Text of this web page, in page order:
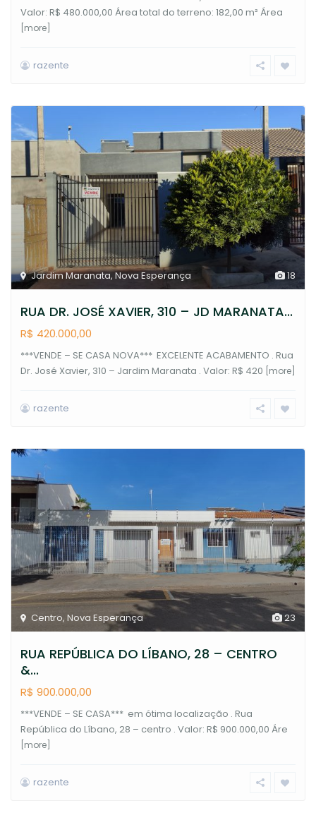
Valor: R$ 480.000,00 Área total do terreno: 182,00 m² Área
[more]
razente
18
Jardim Maranata,Nova Esperança
RUA DR. JOSÉ XAVIER, 310 – JD MARANATA...
R$ 420.000,00
***VENDE – SE CASA NOVA*** EXCELENTE ACABAMENTO . Rua
Dr. José Xavier, 310 – Jardim Maranata . Valor: R$ 420 [more]
razente
23
Centro, Nova Esperança
RUA REPÚBLICA DO LÍBANO, 28 – CENTRO
&...
R$ 900.000,00
***VENDE – SE CASA*** em ótima localização . Rua
República do Líbano, 28 – centro . Valor: R$ 900.000,00 Áre
[more]
razente